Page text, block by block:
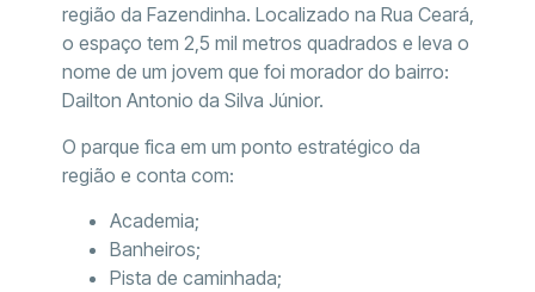
região da Fazendinha. Localizado na Rua Ceará,
o espaço tem 2,5 mil metros quadrados e leva o
nome de um jovem que foi morador do bairro:
Dailton Antonio da Silva Júnior.
O parque fica em um ponto estratégico da
região e conta com:
Academia;
Banheiros;
Pista de caminhada;